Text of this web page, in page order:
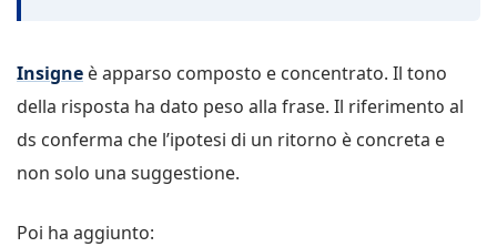
Insigne è apparso composto e concentrato. Il tono
della risposta ha dato peso alla frase. Il riferimento al
ds conferma che l’ipotesi di un ritorno è concreta e
non solo una suggestione.
Poi ha aggiunto: